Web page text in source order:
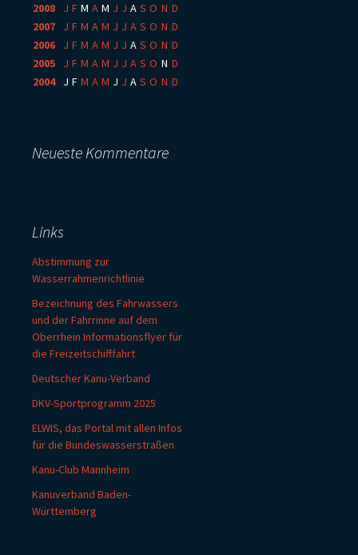
2008
J F M A M J J A S O N D
2007
J F M A M J J A S O N D
2006
J F M A M J J A S O N D
2005
J F M A M J J A S O N D
2004: J F M A M J J A S O N D
Neueste Kommentare
Links
Abstimmung zur
Wasserrahmenrichtlinie
Bezeichnung des Fahrwassers
und der Fahrrinne auf dem
Oberrhein Informationsflyer für
die Freizeitschifffahrt
Deutscher Kanu-Verband
DKV-Sportprogramm 2025
ELWIS, das Portal mit allen Infos
für die Bundeswasserstraßen
Kanu-Club Mannheim
Kanuverband Baden-
Württemberg